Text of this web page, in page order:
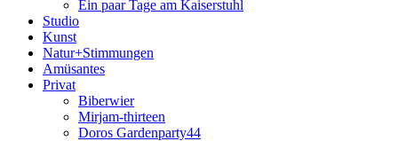
Ein paar Tage am Kaiserstuhl
Studio
Kunst
Natur+Stimmungen
Amüsantes
Privat
Biberwier
Mirjam-thirteen
Doros Gardenparty44